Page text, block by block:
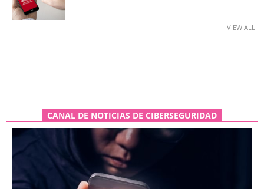
VIEW ALL
CANAL DE NOTICIAS DE CIBERSEGURIDAD